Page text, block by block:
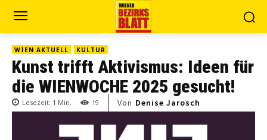
WIEN AKTUELL KULTUR
Kunst trifft Aktivismus: Ideen für
die WIENWOCHE 2025 gesucht!
Lesezeit: 1 Min. 19 Von Denise Jarosch